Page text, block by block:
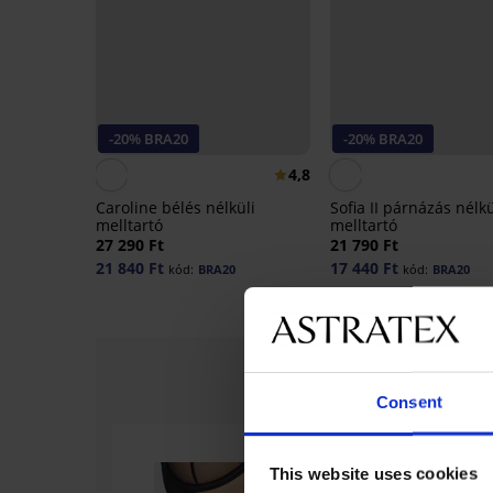
Consent
This website uses cookies
-20% BRA20
4,8
Caroline bélés nélküli
melltartó
27 290 Ft
21 840 Ft kód: BRA20
-20% BRA20
Sofia II párnázás
melltartó
21 790 Ft
17 440 Ft kód: BRA20